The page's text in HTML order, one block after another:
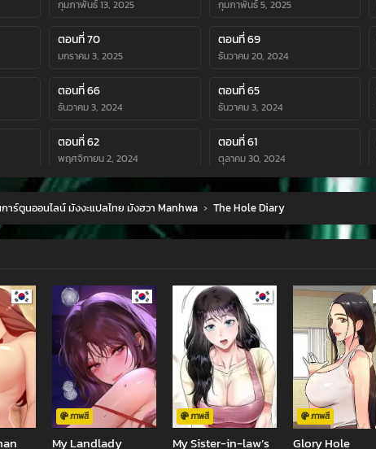
กุมภาพันธ์ 13, 2025 กุมภาพันธ์ 5, 2025
ตอนที่ 70
มกราคม 3, 2025
ตอนที่ 69
ธันวาคม 20, 2024
ตอนที่ 66
ธันวาคม 3, 2024
ตอนที่ 65
ธันวาคม 3, 2024
ตอนที่ 62
พฤศจิกายน 2, 2024
ตอนที่ 61
ตุลาคม 30, 2024
ตอนที่ 58
ตุลาคม 6, 2024
ตอนที่ 57
กันยายน 29, 2024
ตอนที่ 54 ตอนที่ 53
ตอนที่ 50
สิงหาคม 10, 2024
ตอนที่ 49
กรกฎาคม 29, 2024
ตอนที่ 46
กรกฎาคม 9, 2024
ตอนที่ 45
มิถุนายน 28, 2024
ตอนที่ 42
มิถุนายน 6, 2024
ตอนที่ 41
มิถุนายน 4, 2024
าร์ตูนออนไลน์ มังงะแปลไทย มังฮวา Manhwa › The Hole Diary
ภาพสี
My Landlady
ภาพสี
My Sister-in-law’s
ภาพสี
Glory Hole